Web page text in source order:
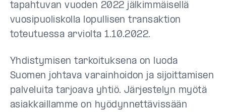
tapahtuvan vuoden 2022 jälkimmäisellä
vuosipuoliskolla lopullisen transaktion
toteutuessa arviolta 1.10.2022.
Yhdistymisen tarkoituksena on luoda
Suomen johtava varainhoidon ja sijoittamisen
palveluita tarjoava yhtiö. Järjestelyn myötä
asiakkaillamme on hyödynnettävissään